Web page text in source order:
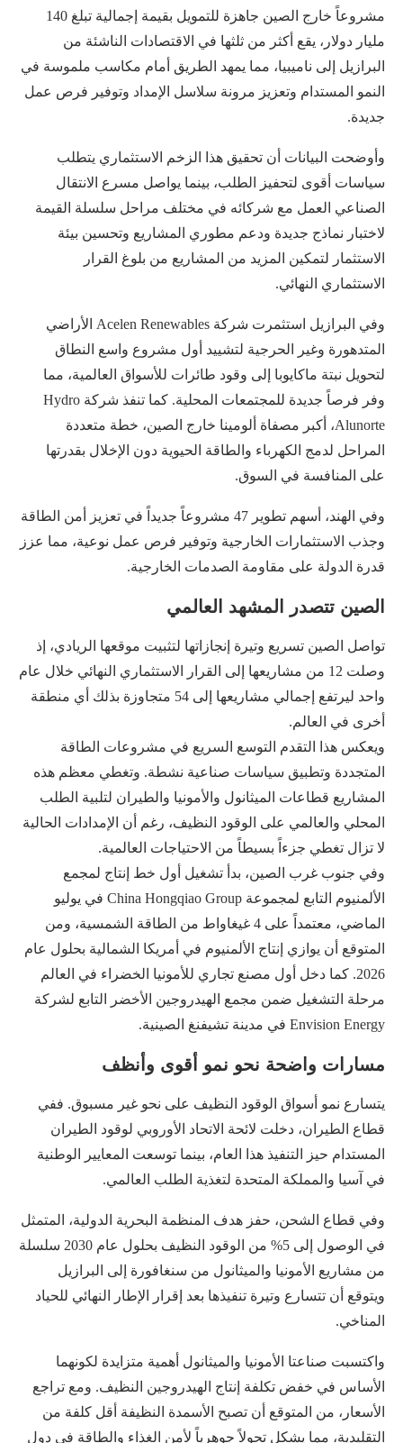
مشروعاً خارج الصين جاهزة للتمويل بقيمة إجمالية تبلغ 140
مليار دولار، يقع أكثر من ثلثها في الاقتصادات الناشئة من
البرازيل إلى ناميبيا، مما يمهد الطريق أمام مكاسب ملموسة في
النمو المستدام وتعزيز مرونة سلاسل الإمداد وتوفير فرص عمل
جديدة.
وأوضحت البيانات أن تحقيق هذا الزخم الاستثماري يتطلب
سياسات أقوى لتحفيز الطلب، بينما يواصل مسرع الانتقال
الصناعي العمل مع شركائه في مختلف مراحل سلسلة القيمة
لاختبار نماذج جديدة ودعم مطوري المشاريع وتحسين بيئة
الاستثمار لتمكين المزيد من المشاريع من بلوغ القرار
الاستثماري النهائي.
وفي البرازيل استثمرت شركة Acelen Renewables الأراضي
المتدهورة وغير الحرجية لتشييد أول مشروع واسع النطاق
لتحويل نبتة ماكايوبا إلى وقود طائرات للأسواق العالمية، مما
وفر فرصاً جديدة للمجتمعات المحلية. كما تنفذ شركة Hydro
Alunorte، أكبر مصفاة ألومينا خارج الصين، خطة متعددة
المراحل لدمج الكهرباء والطاقة الحيوية دون الإخلال بقدرتها
على المنافسة في السوق.
وفي الهند، أسهم تطوير 47 مشروعاً جديداً في تعزيز أمن الطاقة
وجذب الاستثمارات الخارجية وتوفير فرص عمل نوعية، مما عزز
قدرة الدولة على مقاومة الصدمات الخارجية.
الصين تتصدر المشهد العالمي
تواصل الصين تسريع وتيرة إنجازاتها لتثبيت موقعها الريادي، إذ
وصلت 12 من مشاريعها إلى القرار الاستثماري النهائي خلال عام
واحد ليرتفع إجمالي مشاريعها إلى 54 متجاوزة بذلك أي منطقة
أخرى في العالم.
ويعكس هذا التقدم التوسع السريع في مشروعات الطاقة
المتجددة وتطبيق سياسات صناعية نشطة. وتغطي معظم هذه
المشاريع قطاعات الميثانول والأمونيا والطيران لتلبية الطلب
المحلي والعالمي على الوقود النظيف، رغم أن الإمدادات الحالية
لا تزال تغطي جزءاً بسيطاً من الاحتياجات العالمية.
وفي جنوب غرب الصين، بدأ تشغيل أول خط إنتاج لمجمع
الألمنيوم التابع لمجموعة China Hongqiao Group في يوليو
الماضي، معتمداً على 4 غيغاواط من الطاقة الشمسية، ومن
المتوقع أن يوازي إنتاج الألمنيوم في أمريكا الشمالية بحلول عام
2026. كما دخل أول مصنع تجاري للأمونيا الخضراء في العالم
مرحلة التشغيل ضمن مجمع الهيدروجين الأخضر التابع لشركة
Envision Energy في مدينة تشيفنغ الصينية.
مسارات واضحة نحو نمو أقوى وأنظف
يتسارع نمو أسواق الوقود النظيف على نحو غير مسبوق. ففي
قطاع الطيران، دخلت لائحة الاتحاد الأوروبي لوقود الطيران
المستدام حيز التنفيذ هذا العام، بينما توسعت المعايير الوطنية
في آسيا والمملكة المتحدة لتغذية الطلب العالمي.
وفي قطاع الشحن، حفز هدف المنظمة البحرية الدولية، المتمثل
في الوصول إلى 5% من الوقود النظيف بحلول عام 2030 سلسلة
من مشاريع الأمونيا والميثانول من سنغافورة إلى البرازيل
ويتوقع أن تتسارع وتيرة تنفيذها بعد إقرار الإطار النهائي للحياد
المناخي.
واكتسبت صناعتا الأمونيا والميثانول أهمية متزايدة لكونهما
الأساس في خفض تكلفة إنتاج الهيدروجين النظيف. ومع تراجع
الأسعار، من المتوقع أن تصبح الأسمدة النظيفة أقل كلفة من
التقليدية، مما يشكل تحولاً جوهرياً لأمن الغذاء والطاقة في دول